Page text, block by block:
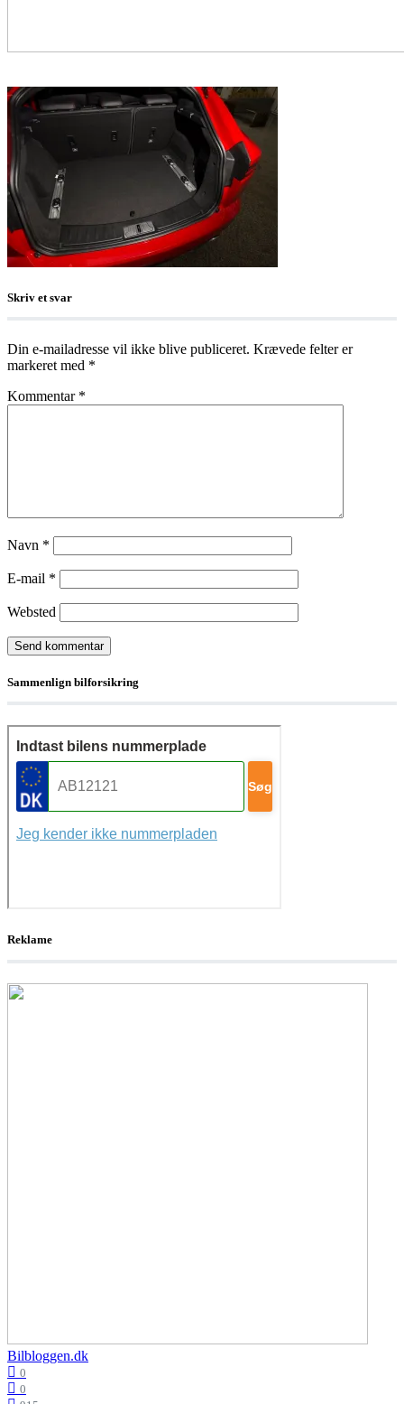
Skriv et svar
Din e-mailadresse vil ikke blive publiceret. Krævede felter er
markeret med *
Kommentar *
Navn *
E-mail *
Websted
Sammenlign bilforsikring
Reklame
Bilbloggen.dk
0
0